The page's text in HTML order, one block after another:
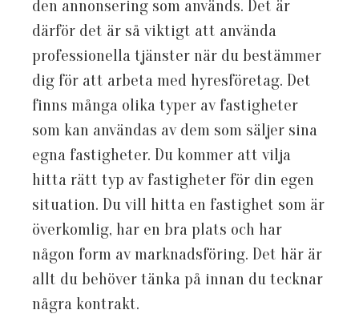
den annonsering som används. Det är
därför det är så viktigt att använda
professionella tjänster när du bestämmer
dig för att arbeta med hyresföretag. Det
finns många olika typer av fastigheter
som kan användas av dem som säljer sina
egna fastigheter. Du kommer att vilja
hitta rätt typ av fastigheter för din egen
situation. Du vill hitta en fastighet som är
överkomlig, har en bra plats och har
någon form av marknadsföring. Det här är
allt du behöver tänka på innan du tecknar
några kontrakt.